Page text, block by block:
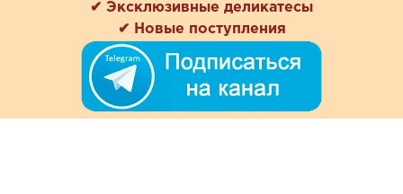
✔ Эксклюзивные деликатесы
✔ Новые поступления